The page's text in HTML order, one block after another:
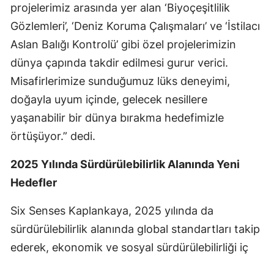
projelerimiz arasında yer alan ‘Biyoçeşitlilik
Gözlemleri’, ‘Deniz Koruma Çalışmaları’ ve ‘İstilacı
Aslan Balığı Kontrolü’ gibi özel projelerimizin
dünya çapında takdir edilmesi gurur verici.
Misafirlerimize sunduğumuz lüks deneyimi,
doğayla uyum içinde, gelecek nesillere
yaşanabilir bir dünya bırakma hedefimizle
örtüşüyor.” dedi.
2025 Yılında Sürdürülebilirlik Alanında Yeni
Hedefler
Six Senses Kaplankaya, 2025 yılında da
sürdürülebilirlik alanında global standartları takip
ederek, ekonomik ve sosyal sürdürülebilirliği iç